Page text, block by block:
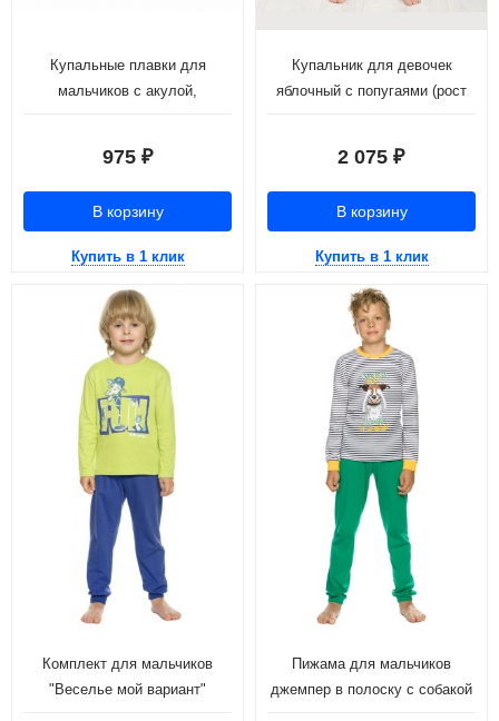
Купальные плавки для
мальчиков с акулой,
975 ₽
В корзину
Купить в 1 клик
Купальник для девочек
яблочный с попугаями (рост
2 075 ₽
В корзину
Купить в 1 клик
Комплект для мальчиков
"Веселье мой вариант"
Пижама для мальчиков
джемпер в полоску с собакой